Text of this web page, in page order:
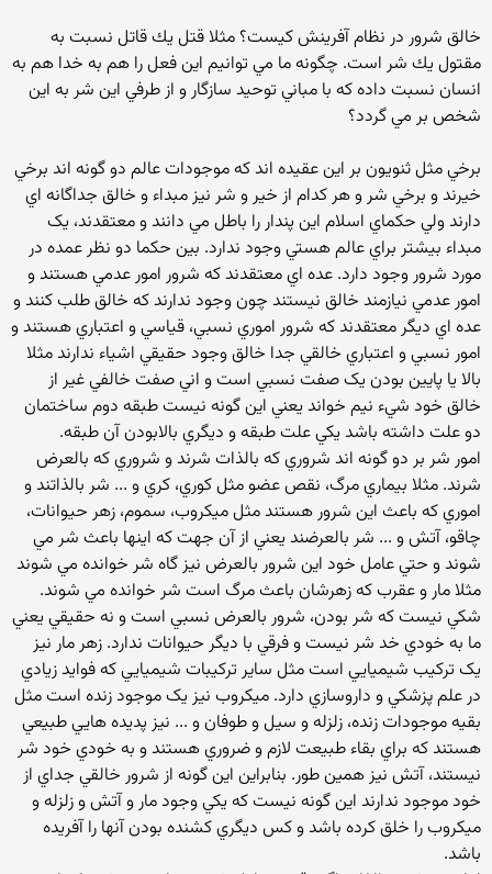
خالق شرور در نظام آفرينش كيست؟ مثلا قتل يك قاتل نسبت به
مقتول يك شر است. چگونه ما مي توانيم اين فعل را هم به خدا هم به
انسان نسبت داده كه با مباني توحيد سازگار و از طرفي اين شر به اين
شخص بر مي گردد؟
برخي مثل ثنويون بر اين عقيده اند که موجودات عالم دو گونه اند برخي
خيرند و برخي شر و هر کدام از خير و شر نيز مبداء و خالق جداگانه اي
دارند ولي حکماي اسلام اين پندار را باطل مي دانند و معتقدند، يک
مبداء بيشتر براي عالم هستي وجود ندارد. بين حکما دو نظر عمده در
مورد شرور وجود دارد. عده اي معتقدند که شرور امور عدمي هستند و
امور عدمي نيازمند خالق نيستند چون وجود ندارند که خالق طلب کنند و
عده اي ديگر معتقدند که شرور اموري نسبي، قياسي و اعتباري هستند و
امور نسبي و اعتباري خالقي جدا خالق وجود حقيقي اشياء ندارند مثلا
بالا يا پايين بودن يک صفت نسبي است و اني صفت خالفي غير از
خالق خود شيء نيم خواند يعني اين گونه نيست طبقه دوم ساختمان
دو علت داشته باشد يکي علت طبقه و ديگري بالابودن آن طبقه.
امور شر بر دو گونه اند شروري که بالذات شرند و شروري که بالعرض
شرند. مثلا بيماري مرگ، نقص عضو مثل کوري، کري و ... شر بالذاتند و
اموري که باعث اين شرور هستند مثل ميکروب، سموم، زهر حيوانات،
چاقو، آتش و ... شر بالعرضند يعني از آن جهت که اينها باعث شر مي
شوند و حتي عامل خود اين شرور بالعرض نيز گاه شر خوانده مي شوند
مثلا مار و عقرب که زهرشان باعث مرگ است شر خوانده مي شوند.
شکي نيست که شر بودن، شرور بالعرض نسبي است و نه حقيقي يعني
ما به خودي خد شر نيست و فرقي با ديگر حيوانات ندارد. زهر مار نيز
يک ترکيب شيميايي است مثل ساير ترکيبات شيميايي که فوايد زيادي
در علم پزشکي و داروسازي دارد. ميکروب نيز يک موجود زنده است مثل
بقيه موجودات زنده، زلزله و سيل و طوفان و ... نيز پديده هايي طبيعي
هستند که براي بقاء طبيعت لازم و ضروري هستند و به خودي خود شر
نيستند، آتش نيز همين طور. بنابراين اين گونه از شرور خالقي جداي از
خود موجود ندارند اين گونه نيست که يکي وجود مار و آتش و زلزله و
ميکروب را خلق کرده باشد و کس ديگري کشنده بودن آنها را آفريده
باشد.